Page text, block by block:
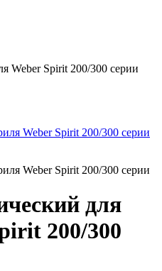
Weber Spirit 200/300 серии
для
200/300